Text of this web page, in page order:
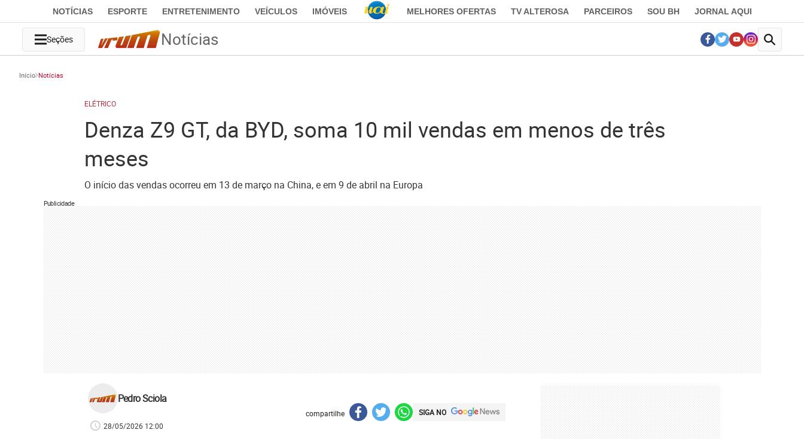
NOTÍCIAS ESPORTE ENTRETENIMENTO VEÍCULOS IMÓVEIS MELHORES OFERTAS TV ALTEROSA PARCEIROS SOU BH JORNAL AQUI
Seções Notícias
Início Notícias
ELÉTRICO
Denza Z9 GT, da BYD, soma 10 mil vendas em menos de três
meses
O início das vendas ocorreu em 13 de março na China, e em 9 de abril na Europa
Publicidade
Pedro Sciola
28/05/2026 12:00
compartilhe SIGA NO